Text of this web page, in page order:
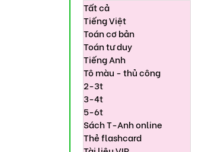
Tất cả
Tiếng Việt
Toán cơ bản
Toán tư duy
Tiếng Anh
Tô màu - thủ công
2-3t
3-4t
5-6t
Sách T-Anh online
Thẻ flashcard